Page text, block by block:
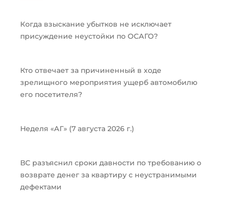
Когда взыскание убытков не исключает
присуждение неустойки по ОСАГО?
Кто отвечает за причиненный в ходе
зрелищного мероприятия ущерб автомобилю
его посетителя?
Неделя «АГ» (7 августа 2026 г.)
ВС разъяснил сроки давности по требованию о
возврате денег за квартиру с неустранимыми
дефектами